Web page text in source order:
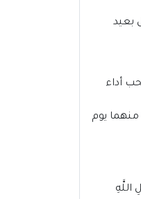
بعيد
أداء
منهما يوم
اللَّهِ